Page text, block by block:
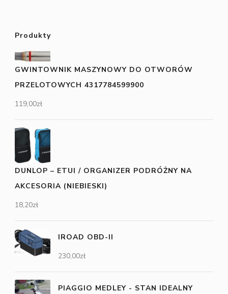
Produkty
GWINTOWNIK MASZYNOWY DO OTWORÓW
PRZELOTOWYCH 4317784599900
119,00zł
DUNLOP – ETUI / ORGANIZER PODRÓŻNY NA
AKCESORIA (NIEBIESKI)
18,20zł
IROAD OBD-II
230,00zł
PIAGGIO MEDLEY - STAN IDEALNY